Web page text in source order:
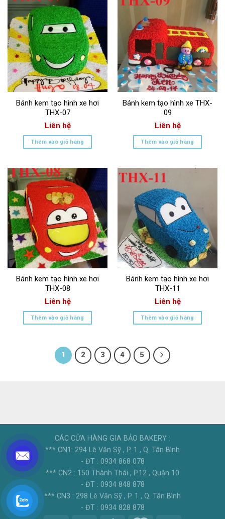
Bánh kem tạo hình xe hơi
THX-07
Liên hệ
Thêm vào giỏ hàng
Bánh kem tạo hình xe THX-
09
Liên hệ
Thêm vào giỏ hàng
Bánh kem tạo hình xe hơi
THX-08
Liên hệ
Thêm vào giỏ hàng
Bánh kem tạo hình xe hơi
THX-11
Liên hệ
Thêm vào giỏ hàng
1 2 3 4 5
CÁC CỬA HÀNG GIA BẢO BAKERY :
*** CN1: 294 Lê Văn Sỹ , P. 1 , Q. Tân Bình
- ĐT : 0934 868 078
*** CN2 : 150 Thành Thái , P.12 , Quận 10
- ĐT : 0934 848 878
*** CN3 : 298 Lê Văn Sỹ , P. 1 , Q. Tân Bình
- ĐT : 0934 828 878